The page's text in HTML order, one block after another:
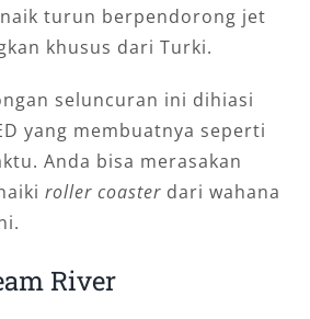
turun berpendorong jet
khusus dari Turki.
seluncuran ini dihiasi
yang membuatnya seperti
Anda bisa merasakan
roller coaster dari wahana
River